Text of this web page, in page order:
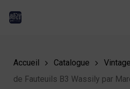
Accueil Catalogue
de Fauteuils B3 Wassily par